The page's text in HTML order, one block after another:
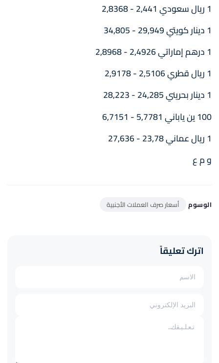
1 ريال سعودي 2,441 - 2,8368
1 دينار كويتي 29,949 - 34,805
1 درهم إماراتي 2,4926 - 2,8968
1 ريال قطري 2,5106 - 2,9178
1 دينار بحريني 24,285 - 28,223
100 ين ياباني 5,7781 - 6,7151
1 ريال عماني 23,78 - 27,636
و م ع
الوسوم أسعار صرف العملات الأجنبية
اترك تعليقاً